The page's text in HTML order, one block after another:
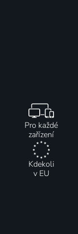
Pro každé
zařízení
Kdekoli
v EU